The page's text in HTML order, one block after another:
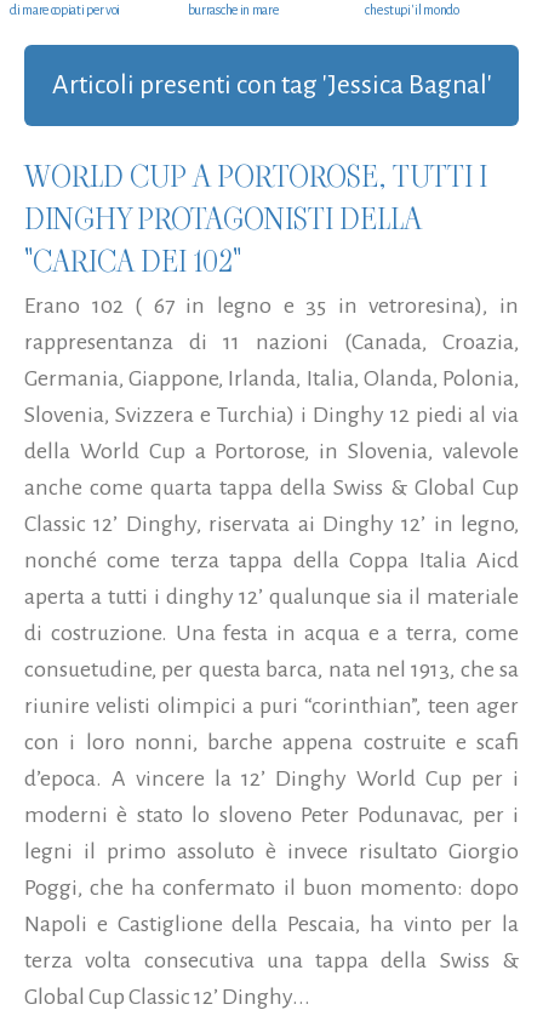
di mare copiati per voi
burrasche in mare
che stupi' il mondo
Articoli presenti con tag 'Jessica Bagnal'
WORLD CUP A PORTOROSE, TUTTI I
DINGHY PROTAGONISTI DELLA
"CARICA DEI 102"
Erano 102 ( 67 in legno e 35 in vetroresina), in
rappresentanza di 11 nazioni (Canada, Croazia,
Germania, Giappone, Irlanda, Italia, Olanda, Polonia,
Slovenia, Svizzera e Turchia) i Dinghy 12 piedi al via
della World Cup a Portorose, in Slovenia, valevole
anche come quarta tappa della Swiss & Global Cup
Classic 12’ Dinghy, riservata ai Dinghy 12’ in legno,
nonché come terza tappa della Coppa Italia Aicd
aperta a tutti i dinghy 12’ qualunque sia il materiale
di costruzione. Una festa in acqua e a terra, come
consuetudine, per questa barca, nata nel 1913, che sa
riunire velisti olimpici a puri “corinthian”, teen ager
con i loro nonni, barche appena costruite e scafi
d’epoca. A vincere la 12’ Dinghy World Cup per i
moderni è stato lo sloveno Peter Podunavac, per i
legni il primo assoluto è invece risultato Giorgio
Poggi, che ha confermato il buon momento: dopo
Napoli e Castiglione della Pescaia, ha vinto per la
terza volta consecutiva una tappa della Swiss &
Global Cup Classic 12’ Dinghy...